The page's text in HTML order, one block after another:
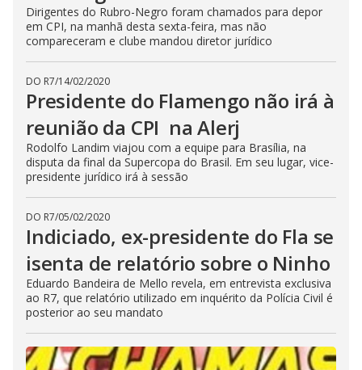
Dirigentes do Rubro-Negro foram chamados para depor
em CPI, na manhã desta sexta-feira, mas não
compareceram e clube mandou diretor jurídico
DO R7/14/02/2020
Presidente do Flamengo não irá à
reunião da CPI na Alerj
Rodolfo Landim viajou com a equipe para Brasília, na
disputa da final da Supercopa do Brasil. Em seu lugar, vice-
presidente jurídico irá à sessão
DO R7/05/02/2020
Indiciado, ex-presidente do Fla se
isenta de relatório sobre o Ninho
Eduardo Bandeira de Mello revela, em entrevista exclusiva
ao R7, que relatório utilizado em inquérito da Polícia Civil é
posterior ao seu mandato